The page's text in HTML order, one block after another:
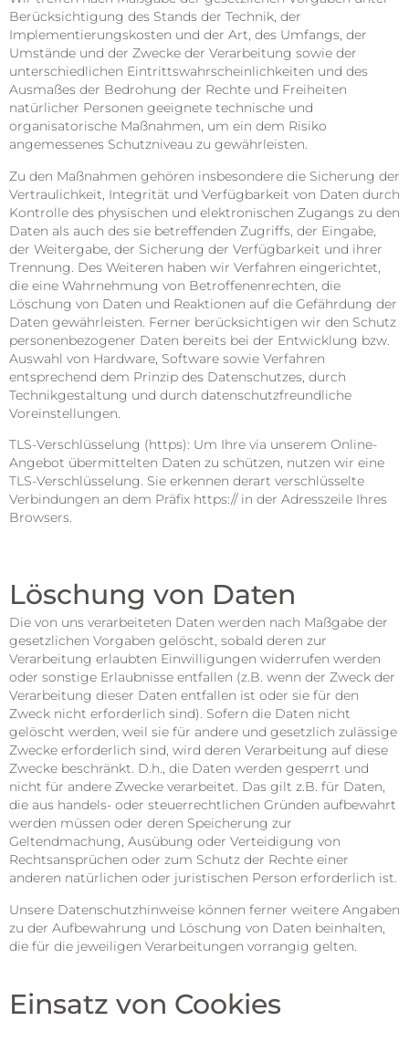
Berücksichtigung des Stands der Technik, der
Implementierungskosten und der Art, des Umfangs, der
Umstände und der Zwecke der Verarbeitung sowie der
unterschiedlichen Eintrittswahrscheinlichkeiten und des
Ausmaßes der Bedrohung der Rechte und Freiheiten
natürlicher Personen geeignete technische und
organisatorische Maßnahmen, um ein dem Risiko
angemessenes Schutzniveau zu gewährleisten.
Zu den Maßnahmen gehören insbesondere die Sicherung der
Vertraulichkeit, Integrität und Verfügbarkeit von Daten durch
Kontrolle des physischen und elektronischen Zugangs zu den
Daten als auch des sie betreffenden Zugriffs, der Eingabe,
der Weitergabe, der Sicherung der Verfügbarkeit und ihrer
Trennung. Des Weiteren haben wir Verfahren eingerichtet,
die eine Wahrnehmung von Betroffenenrechten, die
Löschung von Daten und Reaktionen auf die Gefährdung der
Daten gewährleisten. Ferner berücksichtigen wir den Schutz
personenbezogener Daten bereits bei der Entwicklung bzw.
Auswahl von Hardware, Software sowie Verfahren
entsprechend dem Prinzip des Datenschutzes, durch
Technikgestaltung und durch datenschutzfreundliche
Voreinstellungen.
TLS-Verschlüsselung (https): Um Ihre via unserem Online-
Angebot übermittelten Daten zu schützen, nutzen wir eine
TLS-Verschlüsselung. Sie erkennen derart verschlüsselte
Verbindungen an dem Präfix https:// in der Adresszeile Ihres
Browsers.
Löschung von Daten
Die von uns verarbeiteten Daten werden nach Maßgabe der
gesetzlichen Vorgaben gelöscht, sobald deren zur
Verarbeitung erlaubten Einwilligungen widerrufen werden
oder sonstige Erlaubnisse entfallen (z.B. wenn der Zweck der
Verarbeitung dieser Daten entfallen ist oder sie für den
Zweck nicht erforderlich sind). Sofern die Daten nicht
gelöscht werden, weil sie für andere und gesetzlich zulässige
Zwecke erforderlich sind, wird deren Verarbeitung auf diese
Zwecke beschränkt. D.h., die Daten werden gesperrt und
nicht für andere Zwecke verarbeitet. Das gilt z.B. für Daten,
die aus handels- oder steuerrechtlichen Gründen aufbewahrt
werden müssen oder deren Speicherung zur
Geltendmachung, Ausübung oder Verteidigung von
Rechtsansprüchen oder zum Schutz der Rechte einer
anderen natürlichen oder juristischen Person erforderlich ist.
Unsere Datenschutzhinweise können ferner weitere Angaben
zu der Aufbewahrung und Löschung von Daten beinhalten,
die für die jeweiligen Verarbeitungen vorrangig gelten.
Einsatz von Cookies